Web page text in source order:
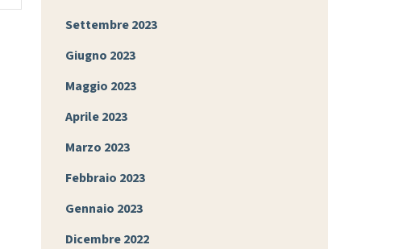
Settembre 2023
Giugno 2023
Maggio 2023
Aprile 2023
Marzo 2023
Febbraio 2023
Gennaio 2023
Dicembre 2022